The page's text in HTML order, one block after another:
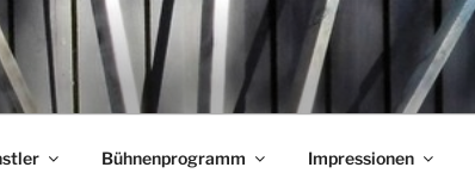
Bühnenprogramm Impressionen